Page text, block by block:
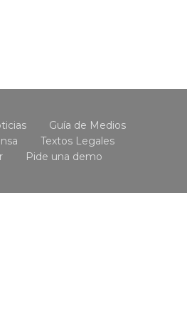
Guía de Medios
Textos Legales
Pide una demo